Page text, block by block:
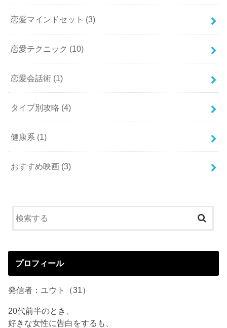
恋愛マインドセット (3)
恋愛テクニック (10)
恋愛会話術 (1)
タイプ別攻略 (4)
健康系 (1)
おすすめ映画 (3)
プロフィール
発信者：ユウト（31）
20代前半のとき、
好きな女性に告白をするも、